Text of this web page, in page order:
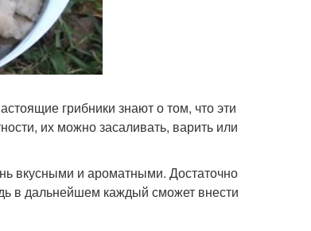
грибники знают о том, что эти
их можно засаливать, варить или
вкусными и ароматными. Достаточно
в дальнейшем каждый сможет внести